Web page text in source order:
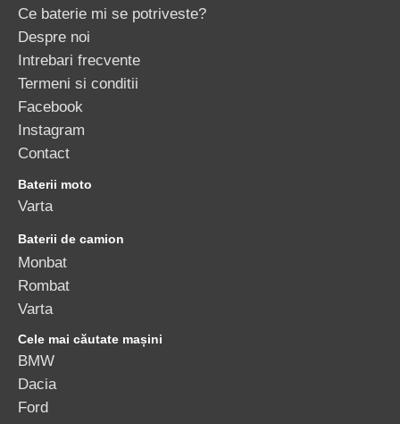
Ce baterie mi se potriveste?
Despre noi
Intrebari frecvente
Termeni si conditii
Facebook
Instagram
Contact
Baterii moto
Varta
Baterii de camion
Monbat
Rombat
Varta
Cele mai căutate mașini
BMW
Dacia
Ford